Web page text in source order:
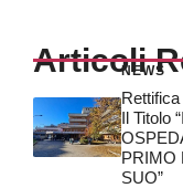
ArticoliNEWS
Rettifica
Il Titolo
PRIMO
SUO”